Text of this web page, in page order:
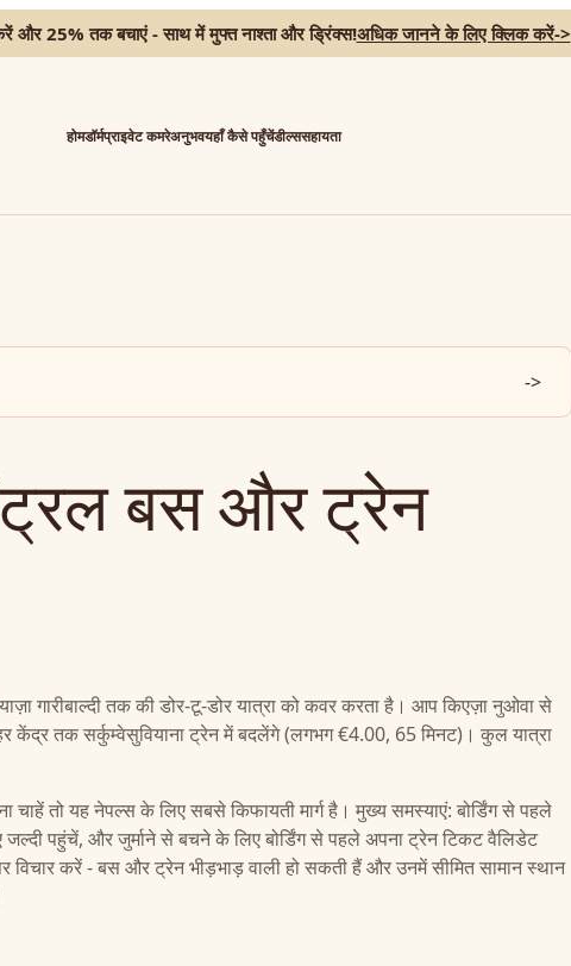
और 25% तक बचाएं - साथ में मुफ्त नाश्ता और ड्रिंक्स!अधिक जानने के लिए क्लिक करें->
होमडॉर्मप्राइवेट कमरेअनुभवयहाँ कैसे पहुँचेंडील्ससहायता
->
बस और ट्रेन
गारीबाल्दी तक की डोर-टू-डोर यात्रा को कवर करता है। आप किएज़ा नुओवा से
तक सर्कुम्वेसुवियाना ट्रेन में बदलेंगे (लगभग €4.00, 65 मिनट)। कुल यात्रा
तो यह नेपल्स के लिए सबसे किफायती मार्ग है। मुख्य समस्याएं: बोर्डिंग से पहले
पहुंचें, और जुर्माने से बचने के लिए बोर्डिंग से पहले अपना ट्रेन टिकट वैलिडेट
करें - बस और ट्रेन भीड़भाड़ वाली हो सकती हैं और उनमें सीमित सामान स्थान